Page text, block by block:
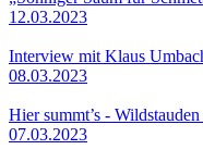
12.03.2023
Interview mit Klaus
08.03.2023
Hier summt’s -
07.03.2023